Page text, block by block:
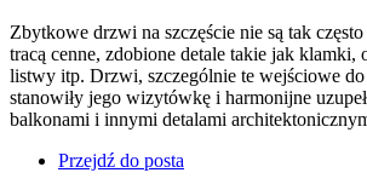
Zbytkowe drzwi na szczęście nie są tak
tracą cenne, zdobione detale takie jak klamki,
listwy itp. Drzwi, szczególnie te wejściowe
stanowiły jego wizytówkę i harmonijne
balkonami i innymi detalami
Przejdź do posta